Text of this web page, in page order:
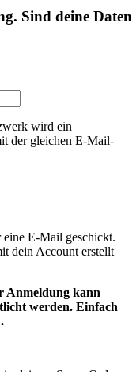
Sind deine Daten
wird ein
der gleichen E-Mail-
E-Mail geschickt.
dein Account erstellt
Anmeldung kann
werden. Einfach